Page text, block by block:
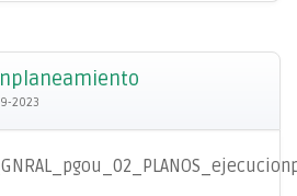
2023